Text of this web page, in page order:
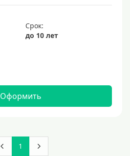
Срок:
до 10 лет
Оформить
1